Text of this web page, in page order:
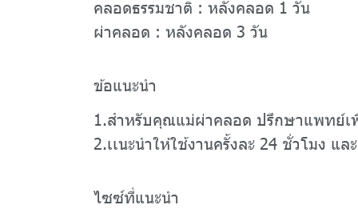
คลอดธรรมชาติ : หลังคลอด 1 วัน
ผ่าคลอด : หลังคลอด 3 วัน
ข้อแนะนำ
1.สำหรับคุณแม่ผ่าคลอด ปรึกษาแพทย์เ
2.เเนะนำให้ใช้งานครั้งละ 24 ชั่วโมง แ
ไซซ์ที่แนะนำ